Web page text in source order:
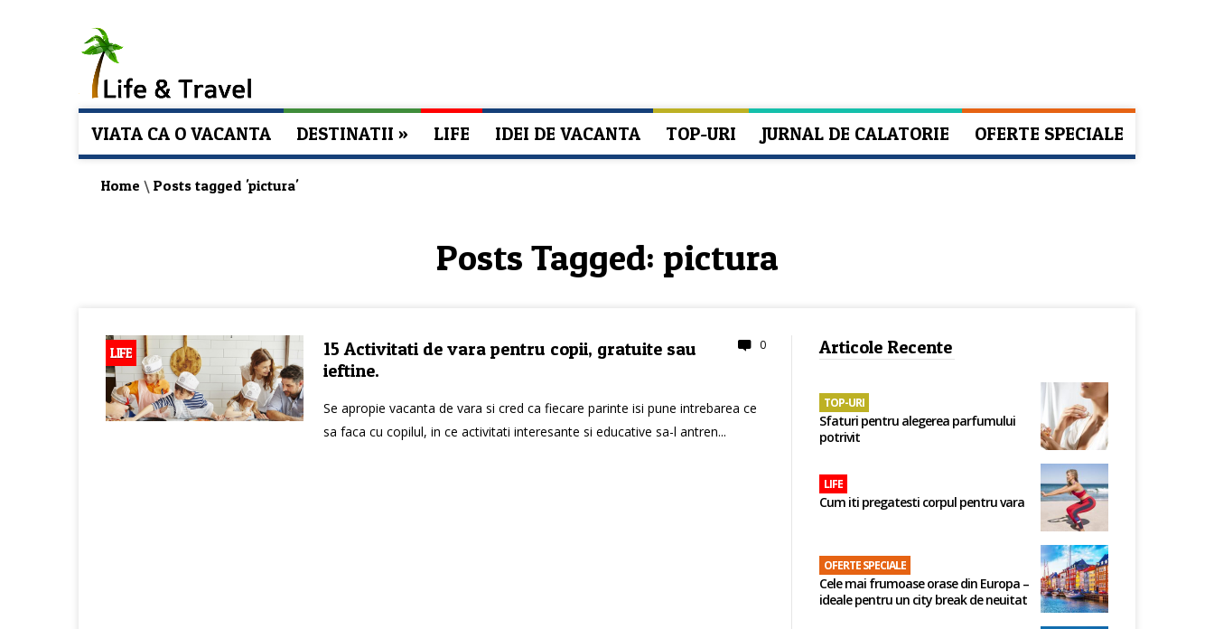
VIATA CA O VACANTA DESTINATII » LIFE IDEI DE VACANTA TOP-URI JURNAL DE CALATORIE OFERTE SPECIALE
Home \ Posts tagged 'pictura'
Posts Tagged: pictura
LIFE 0
15 Activitati de vara pentru copii, gratuite sau
ieftine.
Se apropie vacanta de vara si cred ca fiecare parinte isi pune intrebarea ce
sa faca cu copilul, in ce activitati interesante si educative sa-l antren...
Articole Recente
TOP-URI
Sfaturi pentru alegerea parfumului
potrivit
LIFE
Cum iti pregatesti corpul pentru vara
OFERTE SPECIALE
Cele mai frumoase orase din Europa –
ideale pentru un city break de neuitat